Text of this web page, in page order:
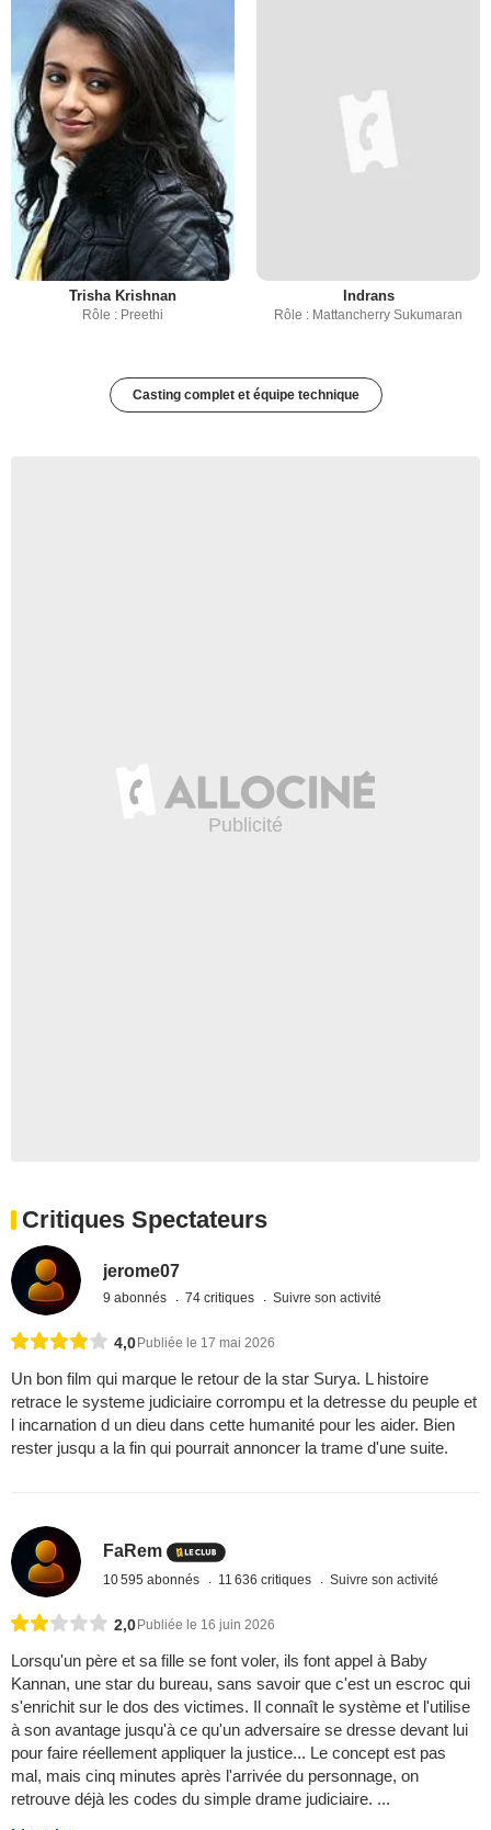
Trisha Krishnan
Rôle : Preethi
Indrans
Rôle : Mattancherry Sukumaran
Casting complet et équipe technique
Critiques Spectateurs
jerome07
9 abonnés 74 critiques Suivre son activité
4,0 Publiée le 17 mai 2026
Un bon film qui marque le retour de la star Surya. L histoire
retrace le systeme judiciaire corrompu et la detresse du peuple et
l incarnation d un dieu dans cette humanité pour les aider. Bien
rester jusqu a la fin qui pourrait annoncer la trame d'une suite.
FaRem
10 595 abonnés 11 636 critiques Suivre son activité
2,0Publiée le 16 juin 2026
Lorsqu'un père et sa fille se font voler, ils font appel à Baby
Kannan, une star du bureau, sans savoir que c'est un escroc qui
s'enrichit sur le dos des victimes. Il connaît le système et l'utilise
à son avantage jusqu'à ce qu'un adversaire se dresse devant lui
pour faire réellement appliquer la justice... Le concept est pas
mal, mais cinq minutes après l'arrivée du personnage, on
retrouve déjà les codes du simple drame judiciaire. ...